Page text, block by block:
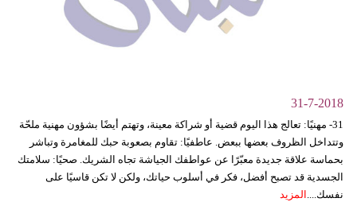
تعليم
31-7-2018
31- مهنيًا: تعالج هذا اليوم قضية أو شراكة معينة، وتهتم أيضًا بشؤون مهنية ملحّة
وتتداخل الظروف بعضها ببعض. عاطفيًا: تقاوم بصعوبة حبك للمغامرة وتباشر
بحماسة علاقة جديدة معبّرًا عن عواطفك الجياشة تجاه الشريك. صحيًا: سلامتك
الجسدية قد تصبح أفضل، فكر في أسلوب حياتك، ولكن لا تكن قاسيًا على
نفسك.... المزيد